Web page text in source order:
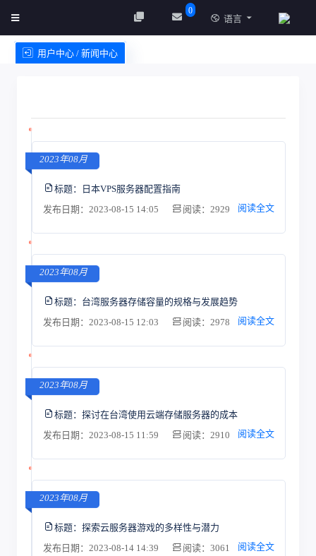
0
语言
用户中心 / 新闻中心
2023年08月
标题：
日本VPS服务器配置指南
发布日期：2023-08-15 14:05
阅读：2929 阅读全文
2023年08月
标题： 台湾服务器存储容量的规格与发展趋势
发布日期：2023-08-15 12:03
阅读：2978 阅读全文
2023年08月
标题： 探讨在台湾使用云端存储服务器的成本
发布日期：2023-08-15 11:59
阅读：2910 阅读全文
2023年08月
标题： 探索云服务器游戏的多样性与潜力
发布日期：2023-08-14 14:39
阅读：3061 阅读全文